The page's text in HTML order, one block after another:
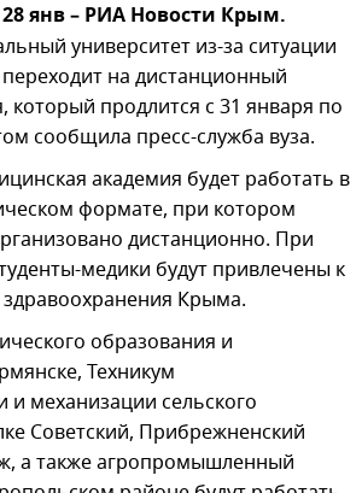
янв – РИА Новости Крым.
университет из-за ситуации
на дистанционный
продлится с 31 января по
сообщила пресс-служба вуза.
академия будет работать в
формате, при котором
дистанционно. При
медики будут привлечены к
Крыма.
образования и
Техникум
механизации сельского
Советский, Прибрежненский
а также агропромышленный